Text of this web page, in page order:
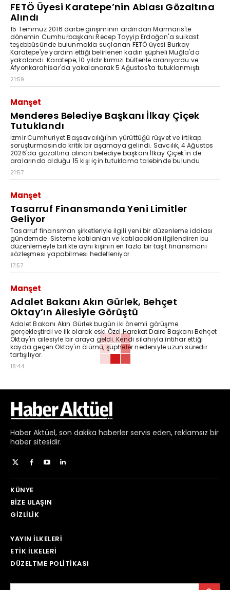
FETÖ Üyesi Karatepe’nin Ablası Gözaltına
Alındı
15 Temmuz 2016 darbe girişiminin ardından Marmaris'te
dönemin Cumhurbaşkanı Recep Tayyip Erdoğan'a suikast
teşebbüsünde bulunmakla suçlanan FETÖ üyesi Burkay
Karatepe'ye yardım ettiği belirlenen kadın şüpheli Muğla'da
yakalandı. Karatepe, 10 yıldır kırmızı bültenle aranıyordu ve
Afyonkarahisar'da yakalanarak 5 Ağustos'ta tutuklanmıştı.
21:59
Manşet
Menderes Belediye Başkanı İlkay Çiçek
Tutuklandı
İzmir Cumhuriyet Başsavcılığı'nın yürüttüğü rüşvet ve irtikap
soruşturmasında kritik bir aşamaya gelindi. Savcılık, 4 Ağustos
2026'da gözaltına alınan belediye başkanı İlkay Çiçek'in de
aralarında olduğu 15 kişi için tutuklama talebinde bulundu.
21:57
Manşet
Tasarruf Finansmanda Yeni Limitler
Geliyor
Tasarruf finansman şirketleriyle ilgili yeni bir düzenleme iddiası
gündemde. Sisteme katılanları ve katılacakları ilgilendiren bu
düzenlemeyle birlikte aynı kişinin en fazla bir taşıt finansmanı
sözleşmesi yapabilmesi hedefleniyor.
17:57
Manşet
Adalet Bakanı Akın Gürlek, Behçet
Oktay’ın Ailesiyle Görüştü
Adalet Bakanı Akın Gürlek bugün iki önemli görüşme
gerçekleştirdi ve ilk olarak eski Özel Harekat Daire Başkanı Behçet
Oktay'ın ailesiyle bir araya geldi. Kendi silahıyla intihar ettiği
kayda geçen Oktay'ın ölümü, şüpheler nedeniyle uzun süredir
tartışılıyor.
18:44
Haber Aktüel, son dakika haberler servis eden, reklamsız bir
haber sitesidir.
KÜNYE
BIZE ULAŞIN
GIZLILIK
YAYIN İLKELERI
ETIK İLKELERI
DÜZELTME POLITIKASI